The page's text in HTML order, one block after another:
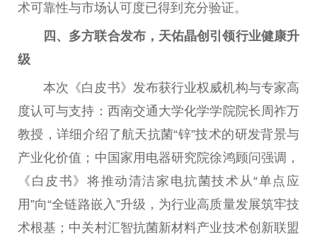
术可靠性与市场认可度已得到充分验证。
四、多方联合发布，天佑晶创引领行业健康升
级
本次《白皮书》发布获行业权威机构与专家高
度认可与支持：西南交通大学化学学院院长周祚万
教授，详细介绍了航天抗菌“锌”技术的研发背景与
产业化价值； 中国 家用电器研究院徐鸿顾问强调，
《白皮书》将推动清洁家电抗菌技术从“单点应
用”向“全链路嵌入”升级，为行业高质量发展筑牢技
术根基；中关村汇智抗菌新材料产业技术创新联盟